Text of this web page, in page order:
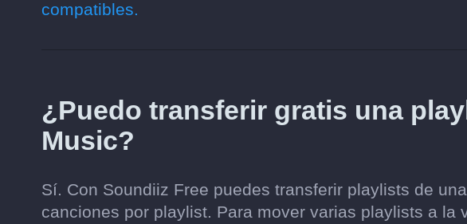
compatibles.
¿Puedo transferir gratis una
Music?
Sí. Con Soundiiz Free puedes transferir playlists de
canciones por playlist. Para mover varias playlists a la